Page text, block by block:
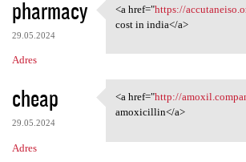
pharmacy
29.05.2024
Adres
<a href="https://
<a href="https://
cost in india</a>
cheap
29.05.2024
Adres
<a href="http://amoxil
<a href="http://
amoxicillin</a>